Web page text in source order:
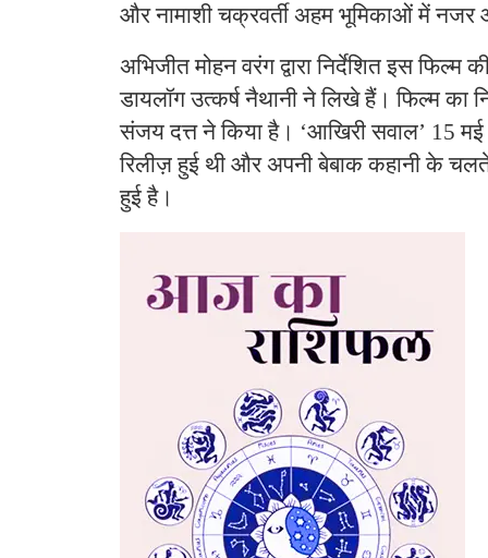
और नामाशी चक्रवर्ती अहम भूमिकाओं में
अभिजीत मोहन वरंग द्वारा निर्देशित इस फिल्म
डायलॉग उत्कर्ष नैथानी ने लिखे हैं। फिल्म का
संजय दत्त ने किया है। ‘आखिरी सवाल’ 15 मई
रिलीज़ हुई थी और अपनी बेबाक कहानी के चलते
हुई है।